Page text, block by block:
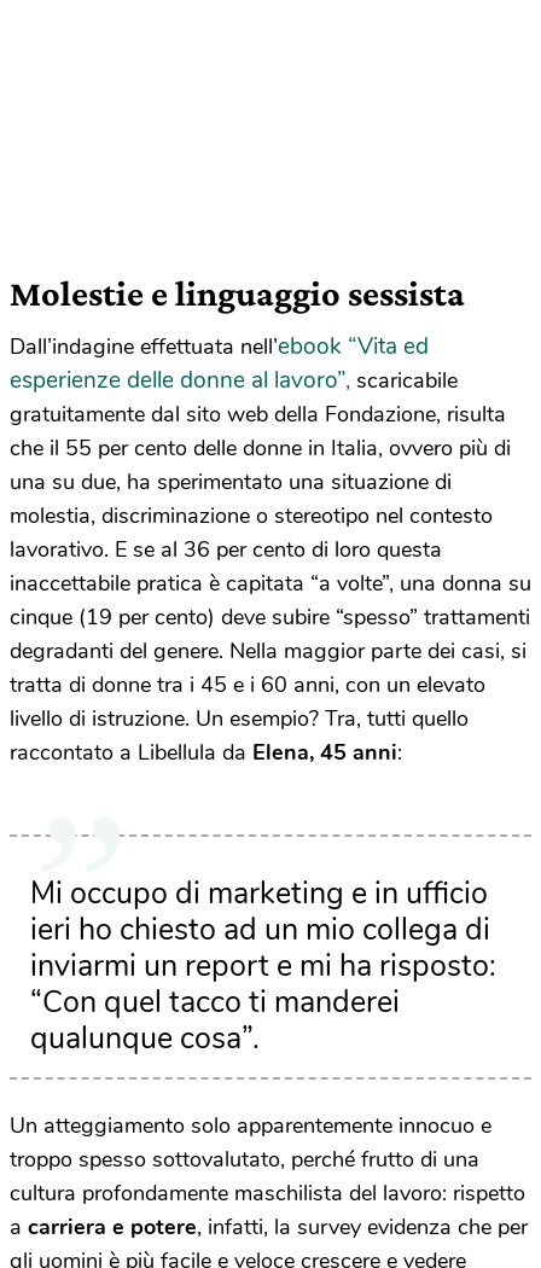
Molestie e linguaggio sessista
Dall’indagine effettuata nell’ebook “Vita ed
esperienze delle donne al lavoro”, scaricabile
gratuitamente dal sito web della Fondazione, risulta
che il 55 per cento delle donne in Italia, ovvero più di
una su due, ha sperimentato una situazione di
molestia, discriminazione o stereotipo nel contesto
lavorativo. E se al 36 per cento di loro questa
inaccettabile pratica è capitata “a volte”, una donna su
cinque (19 per cento) deve subire “spesso” trattamenti
degradanti del genere. Nella maggior parte dei casi, si
tratta di donne tra i 45 e i 60 anni, con un elevato
livello di istruzione. Un esempio? Tra, tutti quello
raccontato a Libellula da Elena, 45 anni:
Mi occupo di marketing e in ufficio
ieri ho chiesto ad un mio collega di
inviarmi un report e mi ha risposto:
“Con quel tacco ti manderei
qualunque cosa”.
Un atteggiamento solo apparentemente innocuo e
troppo spesso sottovalutato, perché frutto di una
cultura profondamente maschilista del lavoro: rispetto
a carriera e potere, infatti, la survey evidenza che per
gli uomini è più facile e veloce crescere e vedere